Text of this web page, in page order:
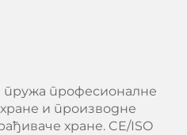
професионалне
и производне
хране. CE/ISO